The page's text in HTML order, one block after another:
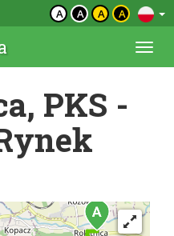
A A A A
PKS -